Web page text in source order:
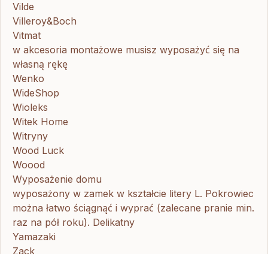
Vilde
Villeroy&Boch
Vitmat
w akcesoria montażowe musisz wyposażyć się na
własną rękę
Wenko
WideShop
Wioleks
Witek Home
Witryny
Wood Luck
Woood
Wyposażenie domu
wyposażony w zamek w kształcie litery L. Pokrowiec
można łatwo ściągnąć i wyprać (zalecane pranie min.
raz na pół roku). Delikatny
Yamazaki
Zack